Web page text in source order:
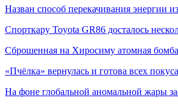
Назван способ перекачивания
Спорткару Toyota GR86 досталось
Сброшенная на Хиросиму атомная
«Пчёлка» вернулась и готова всех
На фоне глобальной аномальной жары